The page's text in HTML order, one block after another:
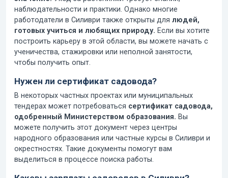
наблюдательности и практики. Однако многие
работодатели в Силиври также открыты для людей,
готовых учиться и любящих природу. Если вы хотите
построить карьеру в этой области, вы можете начать с
ученичества, стажировки или неполной занятости,
чтобы получить опыт.
Нужен ли сертификат садовода?
В некоторых частных проектах или муниципальных
тендерах может потребоваться сертификат садовода,
одобренный Министерством образования. Вы
можете получить этот документ через центры
народного образования или частные курсы в Силиври и
окрестностях. Такие документы помогут вам
выделиться в процессе поиска работы.